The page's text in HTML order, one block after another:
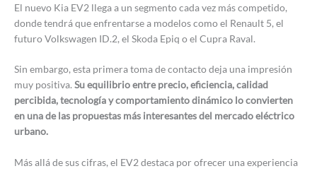
El nuevo Kia EV2 llega a un segmento cada vez más competido,
donde tendrá que enfrentarse a modelos como el Renault 5, el
futuro Volkswagen ID.2, el Skoda Epiq o el Cupra Raval.
Sin embargo, esta primera toma de contacto deja una impresión
muy positiva.Su equilibrio entre precio, eficiencia, calidad
percibida, tecnología y comportamiento dinámico lo convierten
en una de las propuestas más interesantes del mercado eléctrico
urbano.
Más allá de sus cifras, el EV2 destaca por ofrecer una experiencia